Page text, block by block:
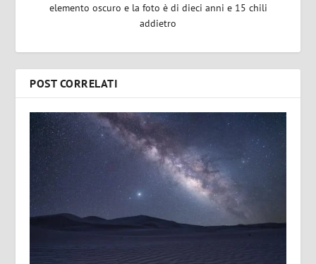
elemento oscuro e la foto è di dieci anni e 15 chili
addietro
POST CORRELATI